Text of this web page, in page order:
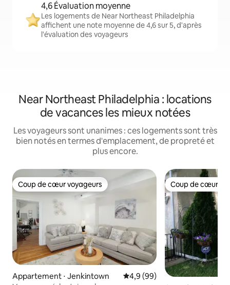
4,6 Évaluation moyenne
Les logements de Near Northeast Philadelphia
affichent une note moyenne de 4,6 sur 5, d'après
l'évaluation des voyageurs
Near Northeast Philadelphia : locations
de vacances les mieux notées
Les voyageurs sont unanimes : ces logements sont très
bien notés en termes d'emplacement, de propreté et
plus encore.
Coup de cœur voyageurs
Coup de cœur voyageurs
Appartement ⋅ Jenkintown Évaluation moyenne sur la
4,9 (99)
Coup de cœur
Coup de cœur